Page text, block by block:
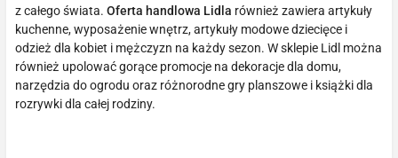
z całego świata. Oferta handlowa Lidla również zawiera artykuły
kuchenne, wyposażenie wnętrz, artykuły modowe dziecięce i
odzież dla kobiet i mężczyzn na każdy sezon. W sklepie Lidl można
również upolować gorące promocje na dekoracje dla domu,
narzędzia do ogrodu oraz różnorodne gry planszowe i książki dla
rozrywki dla całej rodziny.